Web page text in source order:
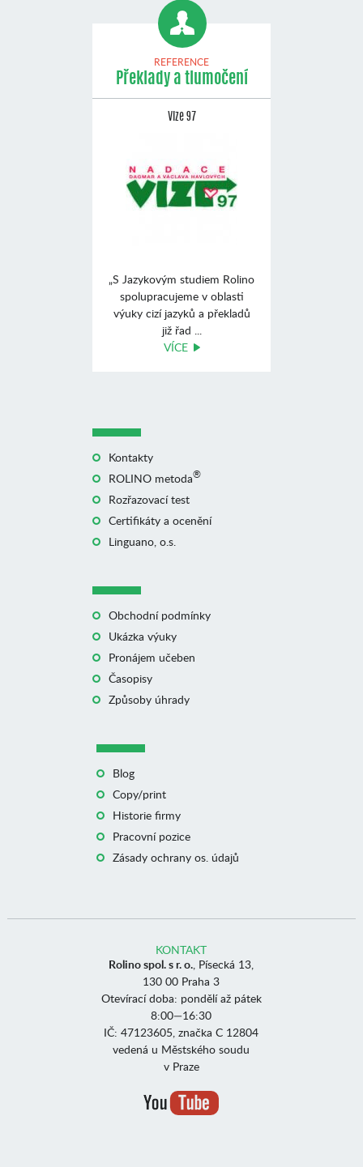
REFERENCE
Překlady a tlumočení
Vize 97
„S Jazykovým studiem Rolino
spolupracujeme v oblasti
výuky cizí jazyků a překladů
již řad ...
VÍCE
Kontakty
ROLINO metoda®
Rozřazovací test
Certifikáty a ocenění
Linguano, o.s.
Obchodní podmínky
Ukázka výuky
Pronájem učeben
Časopisy
Způsoby úhrady
Blog
Copy/print
Historie firmy
Pracovní pozice
Zásady ochrany os. údajů
KONTAKT
Rolino spol. s r. o., Písecká 13,
130 00 Praha 3
Otevírací doba: pondělí až pátek
8:00—16:30
IČ: 47123605, značka C 12804
vedená u Městského soudu
v Praze